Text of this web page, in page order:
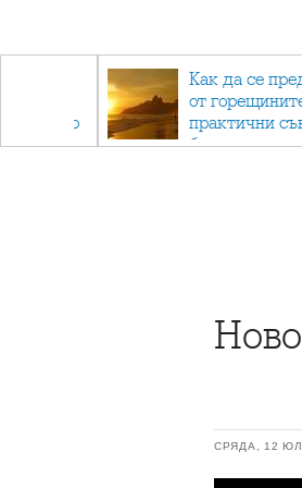
отново
Как да се
от
практични
безопасно
СРЯДА, 12